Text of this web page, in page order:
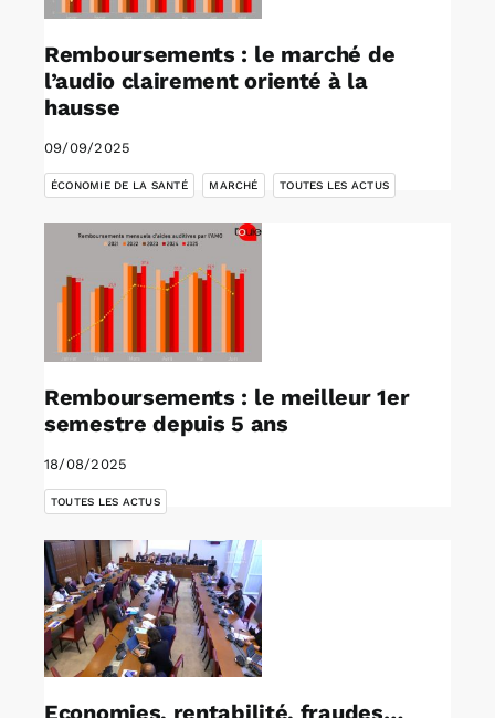
Remboursements : le marché de
l’audio clairement orienté à la
hausse
09/09/2025
ÉCONOMIE DE LA SANTÉ MARCHÉ TOUTES LES ACTUS
Remboursements : le meilleur 1er
semestre depuis 5 ans
18/08/2025
TOUTES LES ACTUS
Economies, rentabilité, fraudes…